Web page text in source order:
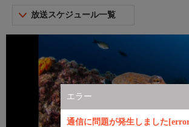
エラー
通信に問題が発生しました
放送スケジュール一覧